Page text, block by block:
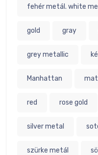
fehér metál. white
gold gray
grey metallic
Manhattan
red rose gold
silver metal
szürke metál